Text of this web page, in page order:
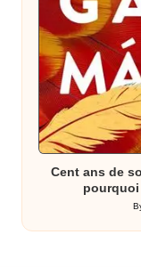
Posted
in
Cent ans de
pourquoi
by